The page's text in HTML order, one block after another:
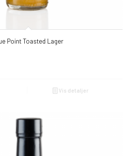
Point Toasted Lager
Vis detaljer